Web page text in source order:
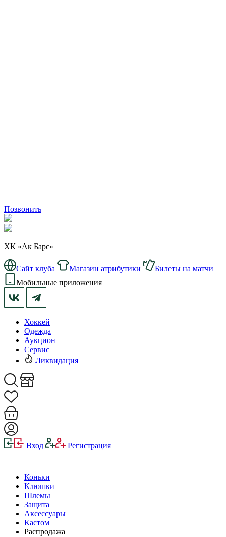
Позвонить
ХК «Ак Барс»
Сайт клуба Магазин атрибутики
Билеты на матчи
Мобильные приложения
Хоккей
Одежда
Аукцион
Сервис
Ликвидация
Вход Регистрация
Коньки
Клюшки
Шлемы
Защита
Аксессуары
Кастом
Распродажа